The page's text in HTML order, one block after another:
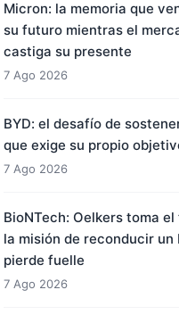
Micron: la memoria que
su futuro mientras el
castiga su presente
7 Ago 2026
BYD: el desafío de
que exige su propio
7 Ago 2026
BioNTech: Oelkers toma
la misión de reconducir un
pierde fuelle
7 Ago 2026